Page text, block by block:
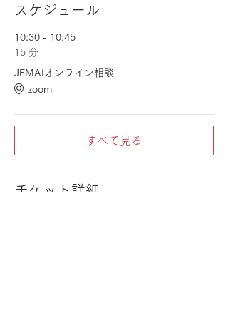
スケジュール
10:30 - 10:45
15 分
JEMAIオンライン相談
zoom
すべて見る
チケット詳細